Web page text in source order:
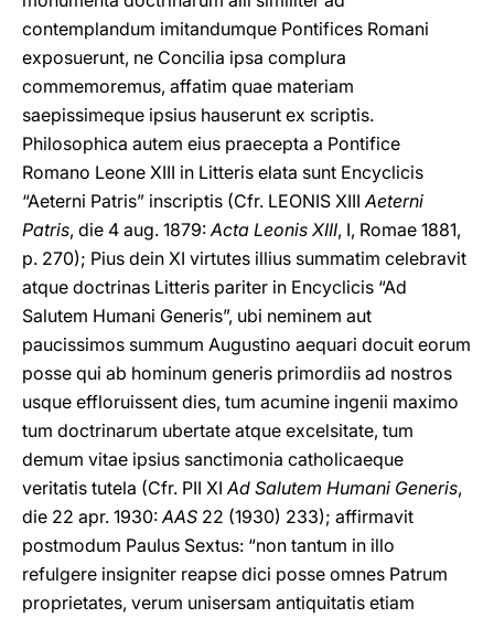
contemplandum imitandumque Pontifices Romani
exposuerunt, ne Concilia ipsa complura
commemoremus, affatim quae materiam
saepissimeque ipsius hauserunt ex scriptis.
Philosophica autem eius praecepta a Pontifice
Romano Leone XIII in Litteris elata sunt Encyclicis
“Aeterni Patris” inscriptis (Cfr. LEONIS XIIIAeterni
Patris, die 4 aug. 1879:Acta Leonis XIII, I, Romae 1881,
p. 270); Pius dein XI virtutes illius summatim celebravit
atque doctrinas Litteris pariter in Encyclicis “Ad
Salutem Humani Generis”, ubi neminem aut
paucissimos summum Augustino aequari docuit eorum
posse qui ab hominum generis primordiis ad nostros
usque effloruissent dies, tum acumine ingenii maximo
tum doctrinarum ubertate atque excelsitate, tum
demum vitae ipsius sanctimonia catholicaeque
veritatis tutela (Cfr. PII XIAd Salutem Humani Generis,
die 22 apr. 1930:AAS 22 (1930) 233); affirmavit
postmodum Paulus Sextus: “non tantum in illo
refulgere insigniter reapse dici posse omnes Patrum
proprietates, verum unisersam antiquitatis etiam